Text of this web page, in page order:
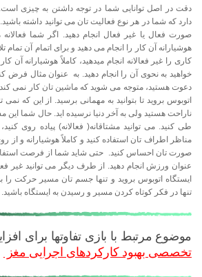
دقت در اصل توانایی شما در توجه داشتن به چیزی
دارد که شما در هر نوع فعالیت تان می توانید داشته
صورت فعال یا غیر فعال انجام دهید. اگر شما
هوشیارانه آن کار را انجام می دهید و برای اتمام آن
کاری را غیر فعالانه انجام میدهید، کاملاً هوشیارانه آن
خواهید به نحوی آن را انجام دهید. به عنوان مثال فرض
دعوت هستید، متوجه می شوید که ماشین تان کار نمی کند
اتوبوس بروید تا بتوانید به مهمانی برسید. از این که نمی
ناراحت هستید ولی به آخر دنیا نرسیده اید. حال شما این
طی کنید. می توانید مشتاقانه( فعالانه) پیاده روی
مناظر اطراف تان استفاده کنید و کاملاً هوشیارانه و از
صورت تان احساس کنید. حتی شاید شما از فرصت استفاده
عنوان ورزش انجام دهید. از طرف دیگر می توانید غیر
ایستگاه اتوبوس بروید و تنها جسم تان مسیر حرکت را
تنها در فکر کوتاه کردن مسیر و رسیدن به ایستگاه باشید.
موضوع مرتبط با بازی تفاوتها برای
تخصصی بهبود کارکردهای اجرایی مغز